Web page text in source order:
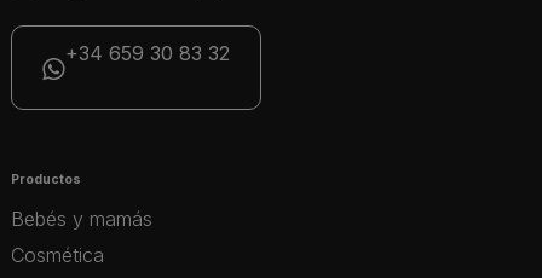
+34 659 30 83 32
Productos
Bebés y mamás
Cosmética